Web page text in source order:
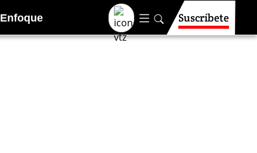
Enfoque Suscríbete